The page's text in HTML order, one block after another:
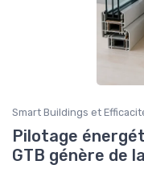
Smart Buildings et
Pilotage
GTB génère de